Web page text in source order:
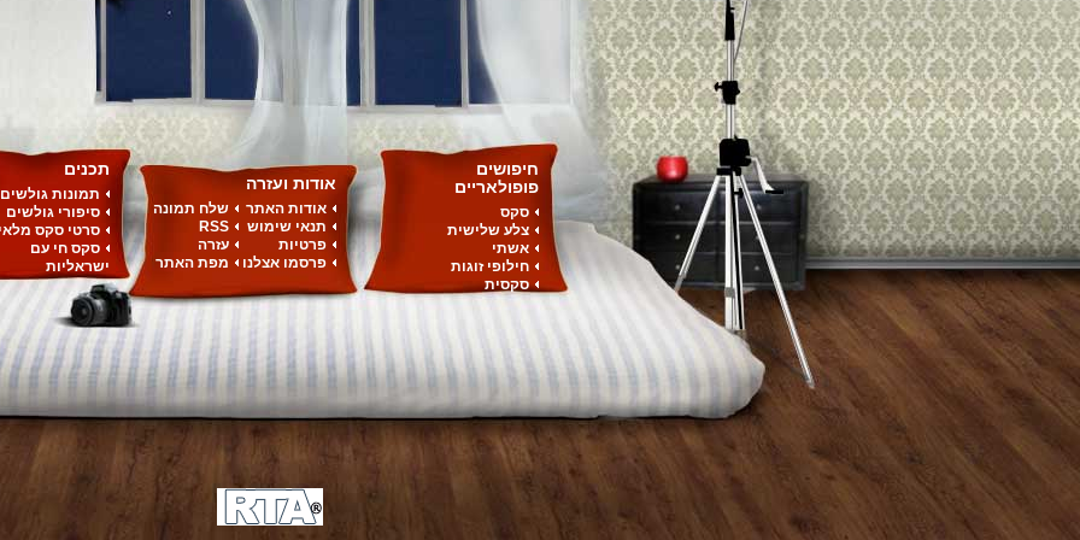
חיפושים
פופולאריים
סקס
צלע שלישית
אשתי
חילופי זוגות
סקסית
אודות ועזרה
אודות האתר
תנאי שימוש
פרטיות
פרסמו אצלנו
שלח תמונה
RSS
עזרה
מפת האתר
תכנים
תמונות גולשים
סיפורי גולשים
סרטי סקס
סקס חי עם
ישראליות